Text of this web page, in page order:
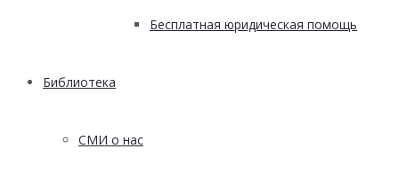
Бесплатная юридическая помощь
Библиотека
СМИ о нас